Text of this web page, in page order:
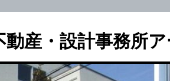
動産・設計事務所